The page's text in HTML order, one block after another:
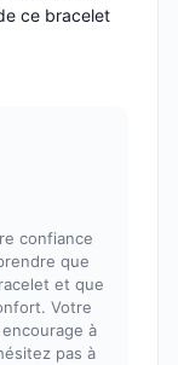
ce bracelet
confiance
que
et que
Votre
à
pas à